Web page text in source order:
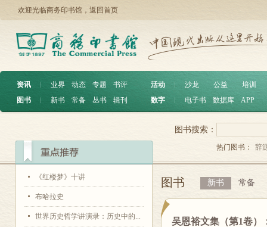
欢迎光临商务印书馆， 返回首页
资讯 ︱ 业界 动态 专题
书评
图书
︱ 新书 常备 丛书 辑刊
活动 沙龙 公益
培训
数字
电子书 数据库 APP
《红楼梦》十讲
布哈拉史
世界历史哲学讲演录：历史中的...
图书搜索：
热门图书： 辞
图书 新书 常备
吴恩裕文集（第1卷